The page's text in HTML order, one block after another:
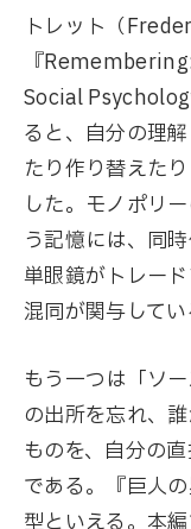
トレット（
『
Social
ると、自分の理
たり作り替えた
した。モノポリ
う記憶には、同
単眼鏡がトレー
混同が関与して
もう一つは「ソ
の出所を忘れ、
ものを、自分の
である。『巨人
型といえる。本